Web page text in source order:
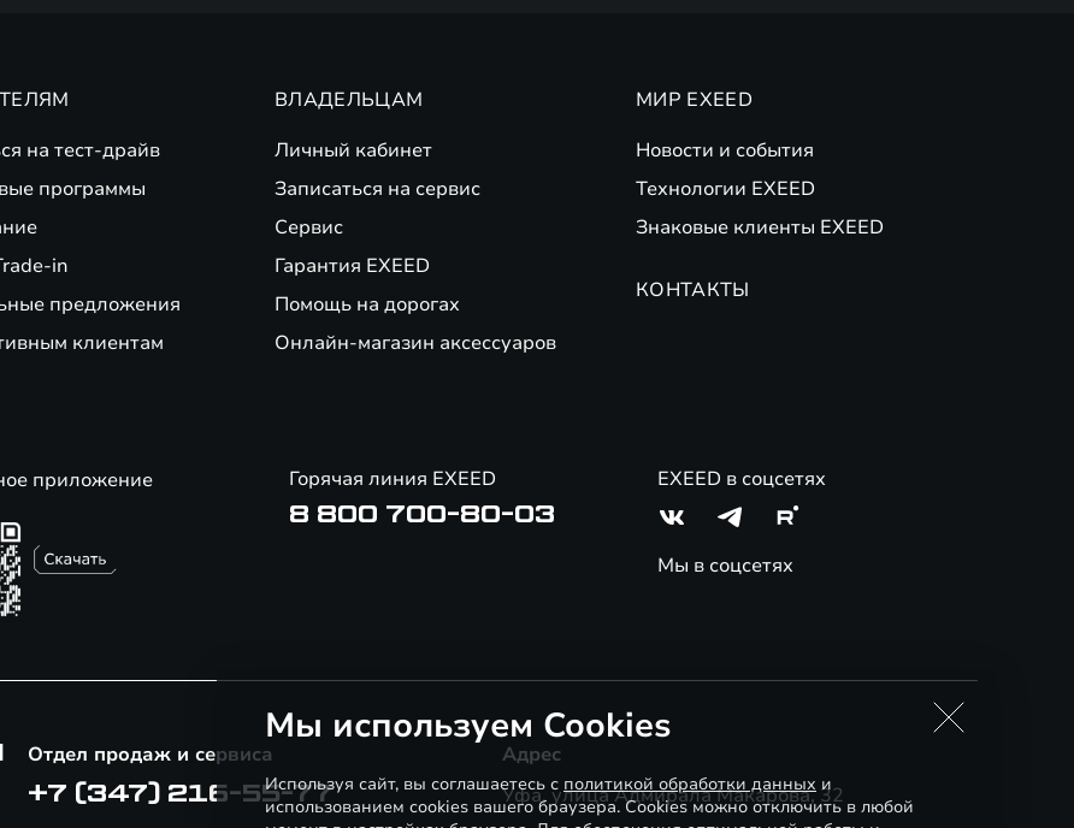
на тест-драйв
программы
in
предложения
клиентам
ВЛАДЕЛЬЦАМ
Личный кабинет
Записаться на сервис
Сервис
Гарантия EXEED
Помощь на дорогах
Онлайн-магазин аксессуаров
МИР EXEED
Новости и события
Технологии EXEED
Знаковые клиенты EXEED
КОНТАКТЫ
приложение Горячая линия EXEED
8 800 700-80-03
EXEED в соцсетях
Мы в соцсетях
Отдел продаж и сервиса
+7 (347) 216-55-77
Адрес
Уфа, улица Адмирала Макарова, 32
Мы используем Cookies
Используя сайт, вы соглашаетесь с политикой обработки данных и
использованием cookies вашего браузера. Cookies можно отключить в любой